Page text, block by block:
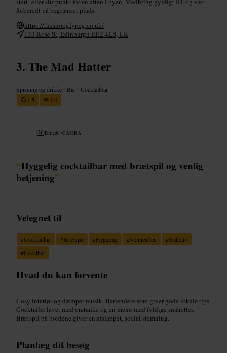
forberedt på begrænset plads.
https://theshooglypeg.co.uk/
133 Rose St, Edinburgh EH2 4LS, UK
The Mad Hatter
Spisning og drikke • Bar •Cocktailbar
4,5
4,4
Billede /CAMRA
“Hyggelig cocktailbar med brætspil og venlig
betjening”
Velegnet til
#Cocktailbar #Brætspil #Hyggelig #Venneaften #Natteliv
#Lokalbar
Hvad du kan forvente
Cosy interiør og dæmpet musik. Bartendere som giver gode lokale tips.
Cocktailer lavet med omtanke og en menu med fyldige småretter.
Brætspil på bordene giver en afslappet, social stemning.
Planlæg dit besøg